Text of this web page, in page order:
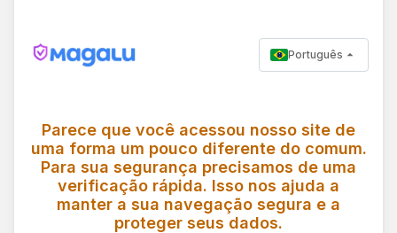
Português
Parece que você acessou nosso site de
uma forma um pouco diferente do comum.
Para sua segurança precisamos de uma
verificação rápida. Isso nos ajuda a
manter a sua navegação segura e a
proteger seus dados.